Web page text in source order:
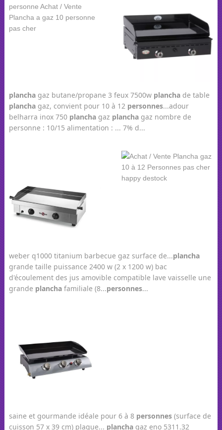
planchagaz butane/propane 3 feux 7500w planchade table
planchagaz, convient pour 10 à 12 personnes...adour
belharra inox 750 planchagaz planchagaz nombre de
personne : 10/15 alimentation : ... 7% d...
weber q1000 titanium barbecue gaz surface de...plancha
grande taille puissance 2400 w (2 x 1200 w) bac
d'écoulement des jus amovible compatible lave vaisselle une
grande planchafamiliale (8...personnes...
saine et gourmande idéale pour 6 à 8 personnes(surface de
cuisson 57 x 39 cm) plaque... planchagaz eno 5311.32